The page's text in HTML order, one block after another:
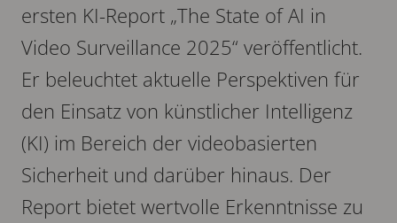
ersten KI-Report „The State of AI in
Video Surveillance 2025“ veröffentlicht.
Er beleuchtet aktuelle Perspektiven für
den Einsatz von künstlicher Intelligenz
(KI) im Bereich der videobasierten
Sicherheit und darüber hinaus. Der
Report bietet wertvolle Erkenntnisse zu